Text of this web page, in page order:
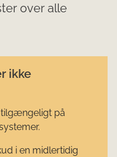
over alle
ikke
tilgængeligt på
i en midlertidig